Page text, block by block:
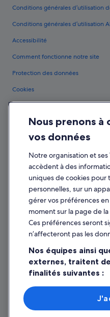
Conditions générales d’utilisation
Conditions générales d’utilisation
Accessibilité
Comment fonctionne notre site
Protection des données
Cookies
Mentions légales / Nous contacter
Directives de contenu et
Assistance
Annuler votre vol
Annuler une réservation d'hôtel
Délais de remboursement
Documents de voyage
Parmi les moyens de paiement
Nous prenons
vos données
Notre organisation et ses
accèdent à des
uniques de cookies pour
personnelles, sur un
gérer vos préférences
moment sur la page de
Ces préférences seront
n’affecteront pas les
Nos équipes ainsi
externes, traitent
finalités suivantes :
Utiliser des données de
activement les
l’identification. Stocker